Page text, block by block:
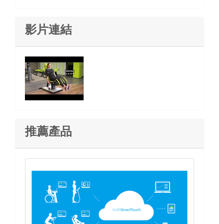
影片連結
推薦產品